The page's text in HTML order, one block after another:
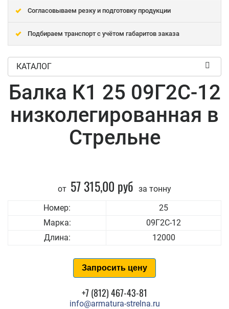
Согласовываем резку и подготовку продукции
Подбираем транспорт с учётом габаритов заказа
КАТАЛОГ
Балка К1 25 09Г2С-12
низколегированная в
Стрельне
от 57 315,00 руб за тонну
Номер:
25
Марка:
09Г2С-12
Длина:
12000
Запросить цену
+7 (812) 467-43-81
info@armatura-strelna.ru